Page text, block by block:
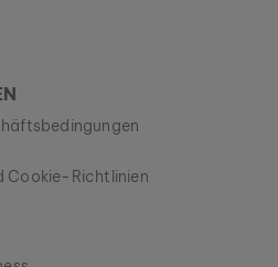
Cookie-Richtlinien